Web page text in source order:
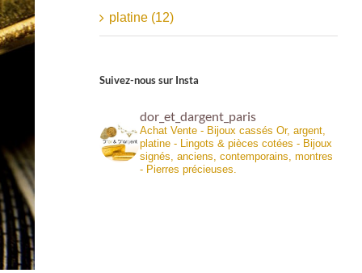
platine (12)
Suivez-nous sur Insta
dor_et_dargent_paris
Achat Vente - Bijoux cassés Or, argent,
platine - Lingots & pièces cotées - Bijoux
signés, anciens, contemporains, montres
- Pierres précieuses.